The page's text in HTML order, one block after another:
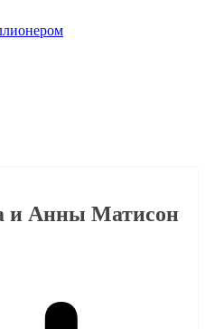
и Анны Матисон